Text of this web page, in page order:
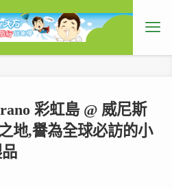
彩虹島 @ 威尼斯
地,譽為全球必訪的小